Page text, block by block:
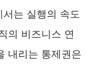
는 실행의 속도
의 비즈니스 연
내리는 통제권은